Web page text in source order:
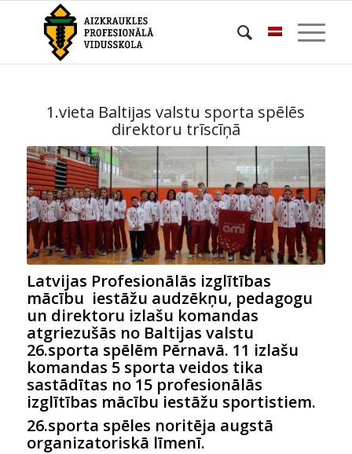
1.vieta Baltijas valstu sporta spēlēs
direktoru trīscīņā
Latvijas Profesionālās izglītības
mācību iestāžu audzēkņu, pedagogu
un direktoru izlašu komandas
atgriezušās no Baltijas valstu
26.sporta spēlēm Pērnavā. 11 izlašu
komandas 5 sporta veidos tika
sastādītas no 15 profesionālās
izglītības mācību iestāžu sportistiem.
26.sporta spēles noritēja augstā
organizatoriskā līmenī.